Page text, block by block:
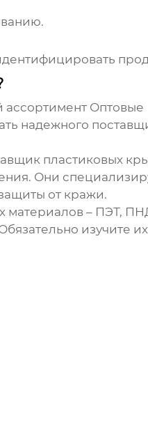
ассортимент Оптовые
надежного
пластиковых
Они
от кражи.
материалов – ПЭТ,
изучите